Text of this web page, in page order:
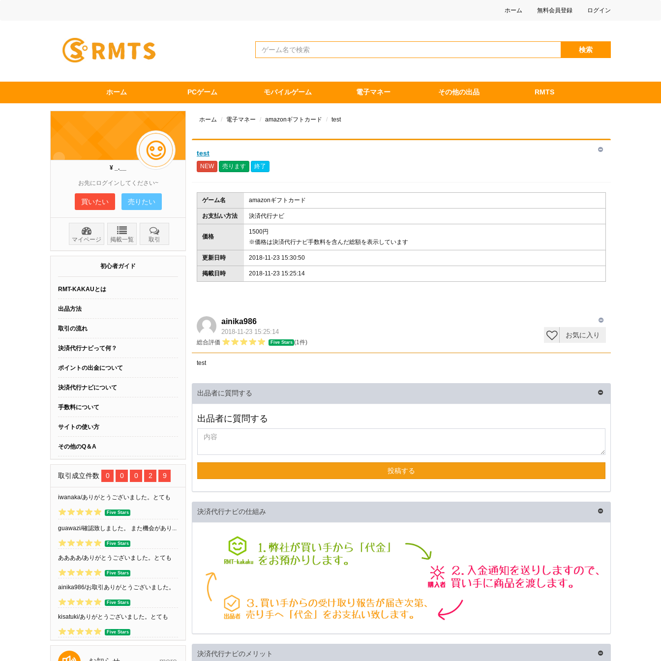
ホーム 無料会員登録 ログイン
検索
ホーム PCゲーム モバイルゲーム 電子マネー その他の出品 RMTS
¥ _.__
お先にログインしてください~
買いたい 売りたい
マイページ 掲載一覧 取引
初心者ガイド
RMT-KAKAUとは
出品方法
取引の流れ
決済代行ナビって何？
ポイントの出金について
決済代行ナビについて
手数料について
サイトの使い方
その他のQ＆A
取引成立件数 0 0 0 2 9
iwanaka/ありがとうございました。とても
良... Five Stars
guawazi/確認致しました。 また機会があり...
Five Stars
ああああ/ありがとうございました。とても
良... Five Stars
ainika986/お取引ありがとうございました。
Five Stars
kisatuki/ありがとうございました。とても
良... Five Stars
ホーム 電子マネー amazonギフトカード test
test
NEW 売ります 終了
ゲーム名 amazonギフトカード
お支払い方法 決済代行ナビ
価格
1500円
※価格は決済代行ナビ手数料を含んだ総額を表示しています
更新日時 2018-11-23 15:30:50
掲載日時 2018-11-23 15:25:14
ainika986
2018-11-23 15:25:14
総合評価 Five Stars (1件)
お気に入り
test
出品者に質問する
出品者に質問する
投稿する
決済代行ナビの仕組み
決済代行ナビのメリット